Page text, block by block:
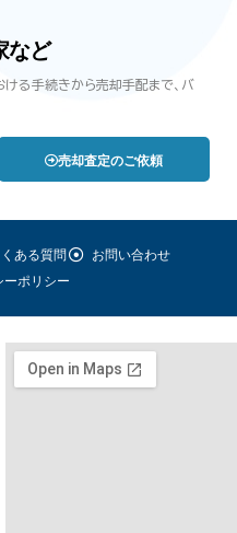
など
ける手続きから売却手配まで、バ
売却査定のご依頼
ある質問
お問い合わせ
ーポリシー